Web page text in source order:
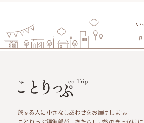
旅する人に小さなしあわせをお届けします。
ことりっぷ編集部が、あたらしい旅のきっかけに